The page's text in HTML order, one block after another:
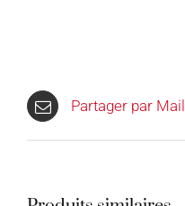
Partager par Mail